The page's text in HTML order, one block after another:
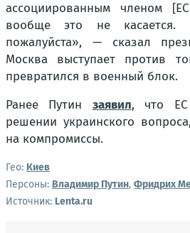
ассоциированным членом
вообще это не
пожалуйста», — сказал
Москва выступает против
превратился в военный блок.
Ранее Путин заявил, что
решении украинского
на компромиссы.
Гео: Киев
Персоны: Владимир Путин, Фридрих
Источник: Lenta.ru